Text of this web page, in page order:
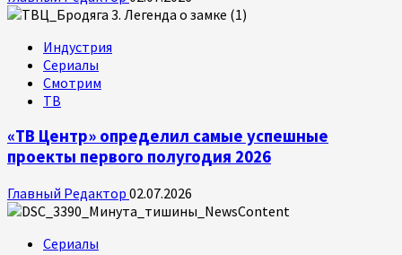
Индустрия
Сериалы
Смотрим
ТВ
«ТВ Центр» определил самые успешные
проекты первого полугодия 2026
Главный Редактор 02.07.2026
Сериалы